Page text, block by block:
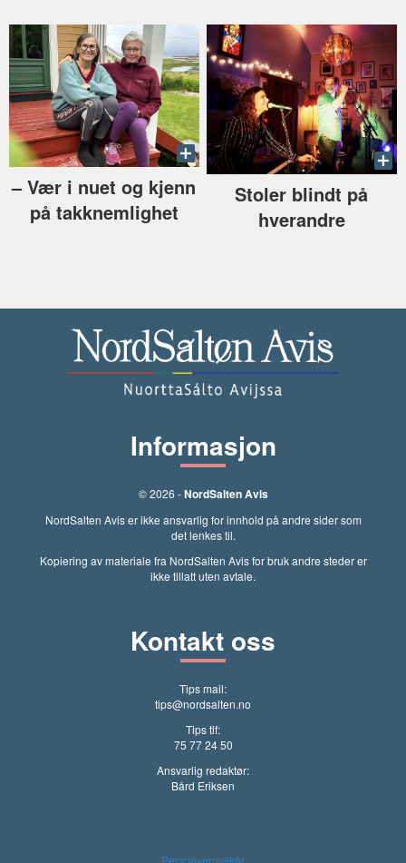
–⁠ Vær i nuet og kjenn
på takknemlighet
Stoler blindt på
hverandre
Informasjon
© 2026 -NordSalten Avis
NordSalten Avis er ikke ansvarlig for innhold på andre sider som
det lenkes til.
Kopiering av materiale fra NordSalten Avis for bruk andre steder er
ikke tillatt uten avtale.
Kontakt oss
Tips mail:
tips@nordsalten.no
Tips tlf:
75 77 24 50
Ansvarlig redaktør:
Bård Eriksen
Personvernvilkår